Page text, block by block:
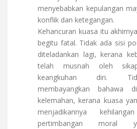
menyebabkan kepulangan
konflik dan ketegangan.
Kehancuran kuasa itu
begitu fatal. Tidak ada sisi
diteladankan lagi, kerana
telah musnah oleh
keangkuhan diri.
membayangkan bahawa
kelemahan, kerana kuasa
menjadikannya
pertimbangan moral